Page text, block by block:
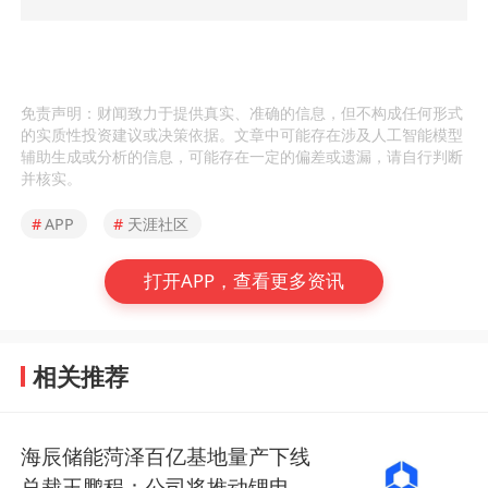
免责声明：财闻致力于提供真实、准确的信息，但不构成任何形式
的实质性投资建议或决策依据。文章中可能存在涉及人工智能模型
辅助生成或分析的信息，可能存在一定的偏差或遗漏，请自行判断
并核实。
#APP # 天涯社区
打开APP，查看更多资讯
相关推荐
海辰储能菏泽百亿基地量产下线